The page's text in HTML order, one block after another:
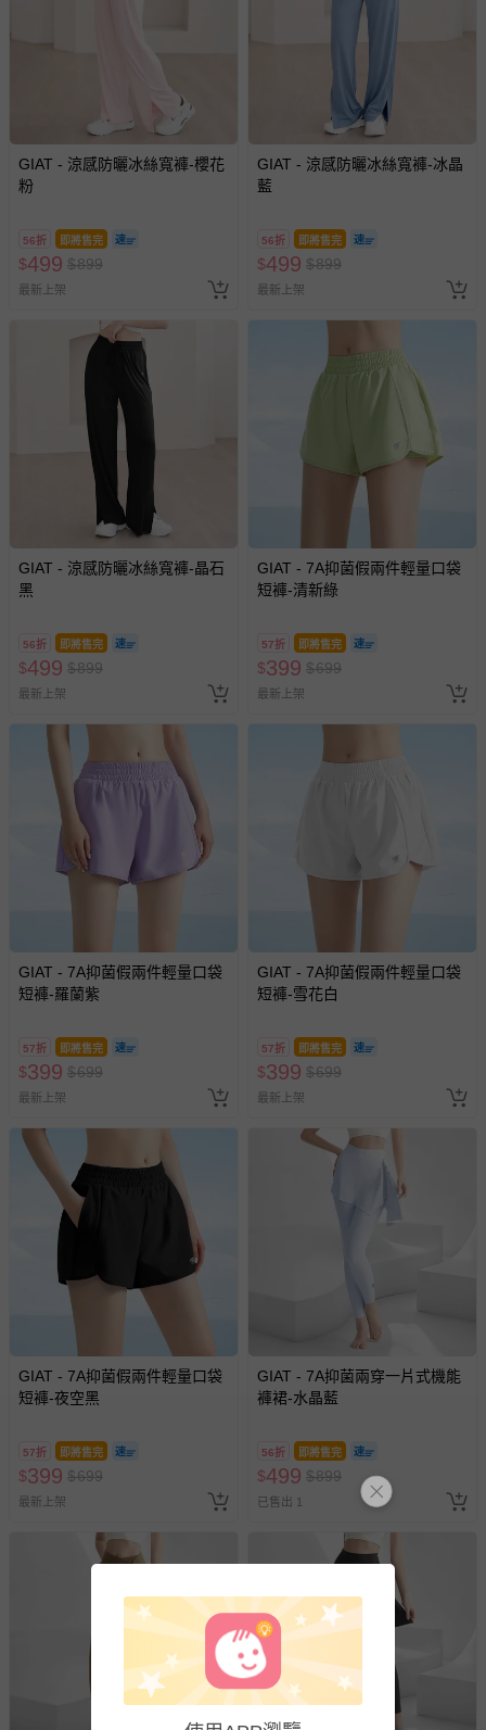
針對滿件折/滿額贈…等活動，如因部份退貨，而該訂單保
留商品未達活動門檻，將以原價計算，活動贈品亦需一併退
部分商品依據消費者保護法的規定，不適用七天鑑賞期/猶
豫期範圍：
易於腐敗、保存期限較短或解約時即將逾期（例如生鮮
報紙、期刊或雜誌（惟書籍如經拆封、使用，則酌收整
新費用）。
等）。
非以有形媒介提供之數位內容或一經提供即為完成之線
上服務，經消費者事先同意始提供（例如線上課程、遊
戲或活動點數等）。
已拆封之以下類型商品：
-個人衛生用品（例如尿布、貼身衣物、泳裝、襪子、地
墊、寢具類等）。
-新生兒親膚衣物（嬰幼兒包巾與背巾、包屁衣、學習
褲、紗布衣等）。
-接觸性孕哺產品（奶嘴、奶瓶、擠乳器、哺乳衣、托腹
示字句等說明貼紙、封條者。
國際航空、客運、訂房等服務。
相關的退換貨辦理流程，可詳見： 退換貨 & 退款問題
其他常見問題：
運送服務：目前提供的運送僅限台灣本島。如您位於離島地
區，可能會無法配送，或須依據商品需加收離島運費。廠商
亦保留出貨與否的權利。離島、偏遠地區、樓層親送等加價
費用，可能會另需加收。
商品實際的配達日期，可於訂單個人資料內的查詢訂單內，
如您收到商品，請依正常流程檢查是否完好，若商品遇瑕疵
情形，您可申請更換新品或退貨，請見：
若您對於會員帳號、商品訂購與資訊、購物流程、付款方
式、折價券與購物金的使用、退貨及商品運送方式等有疑
問，你可詳見：
媽咪愛客服中心。
助取消退款事宜。
商品如因「價格、組合」等錯誤原因，導致無法安排出貨，
會主動以簡訊及mail通知訂單取消事宜，並將提供適當補
償。
GIAT - 涼感防曬冰絲寬褲-櫻花
粉
56折 即將售完
$499 $899
最新上架
GIAT - 涼感防曬冰絲寬褲-冰晶
藍
56折 即將售完
$499 $899
最新上架
GIAT - 涼感防曬冰絲寬褲-晶石
黑
56折 即將售完
$499 $899
最新上架
GIAT - 7A抑菌假兩件輕量口袋
短褲-清新綠
57折 即將售完
$399 $699
最新上架
GIAT - 7A抑菌假兩件輕量口袋
短褲-羅蘭紫
57折 即將售完
$399 $699
最新上架
GIAT - 7A抑菌假兩件輕量口袋
短褲-雪花白
57折 即將售完
$399 $699
最新上架
GIAT - 7A抑菌假兩件輕量口袋
短褲-夜空黑
57折 即將售完
$399 $699
最新上架
GIAT - 7A抑菌兩穿一片式機能
褲裙-水晶藍
56折 即將售完
$499 $899
已售出 1